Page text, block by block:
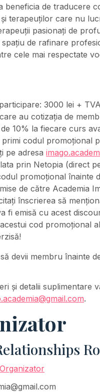
beneficia de traducere
terapeuților care nu
pasionați de
de rafinare
cele mai respectate
3000 lei +
au cotizația de
10% la fiecare curs
codul promoțional
pe adresa
prin Netopia (direct
promoțional înainte
de către Academia
înscrierea să
fi emisă cu acest
cod promoțional
devii membru înainte
și detalii suplimentare
.